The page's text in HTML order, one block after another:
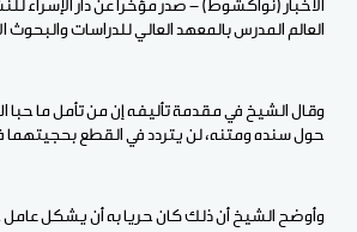
الأخبار (نواكشوط) - صدر مؤخرا عن دار الإسراء
العالم المدرس بالمعهد العالي للدراسات
وقال الشيخ في مقدمة تأليفه إن من تأمل ما حبا
حول سنده ومتنه، لن يتردد في القطع بحجيتهما
وأوضح الشيخ أن ذلك كان حريا به أن يشكل